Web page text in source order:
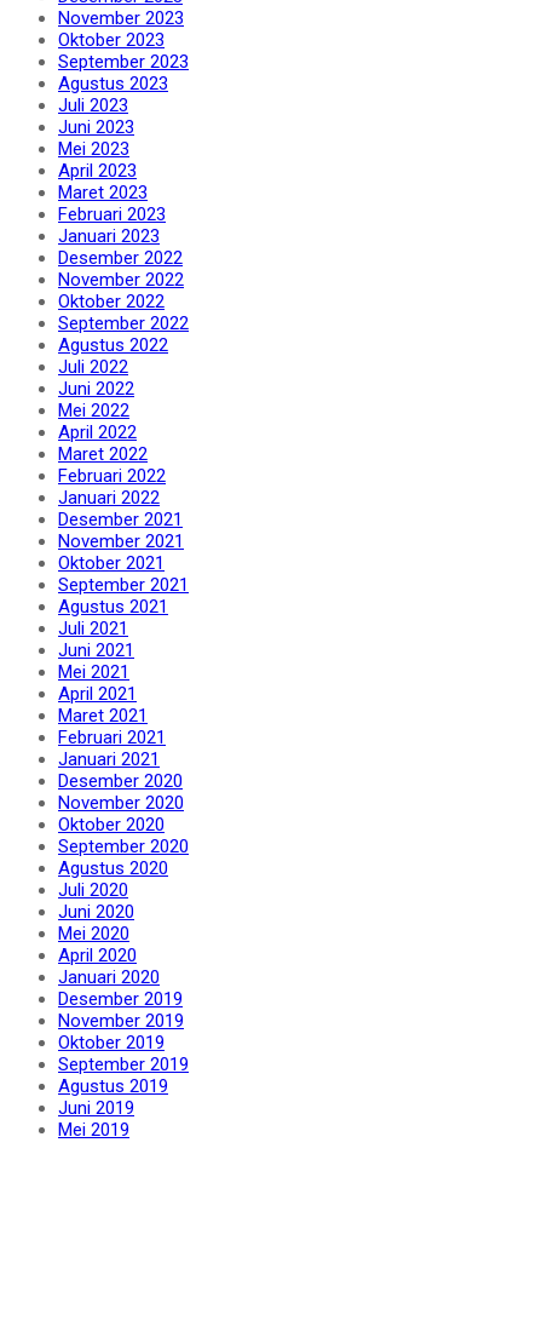
November 2023
Oktober 2023
September 2023
Agustus 2023
Juli 2023
Juni 2023
Mei 2023
April 2023
Maret 2023
Februari 2023
Januari 2023
Desember 2022
November 2022
Oktober 2022
September 2022
Agustus 2022
Juli 2022
Juni 2022
Mei 2022
April 2022
Maret 2022
Februari 2022
Januari 2022
Desember 2021
November 2021
Oktober 2021
September 2021
Agustus 2021
Juli 2021
Juni 2021
Mei 2021
April 2021
Maret 2021
Februari 2021
Januari 2021
Desember 2020
November 2020
Oktober 2020
September 2020
Agustus 2020
Juli 2020
Juni 2020
Mei 2020
April 2020
Januari 2020
Desember 2019
November 2019
Oktober 2019
September 2019
Agustus 2019
Juni 2019
Mei 2019